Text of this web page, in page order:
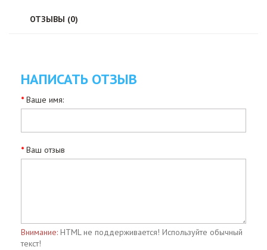
ОТЗЫВЫ (0)
НАПИСАТЬ ОТЗЫВ
Ваше имя:
Ваш отзыв
Внимание: HTML не поддерживается! Используйте обычный
текст!